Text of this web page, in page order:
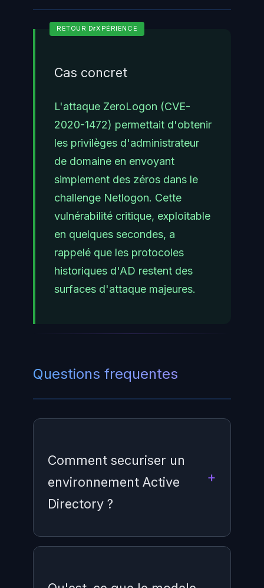
Cas concret
L'attaque ZeroLogon (CVE-
2020-1472) permettait d'obtenir
les privilèges d'administrateur
de domaine en envoyant
simplement des zéros dans le
challenge Netlogon. Cette
vulnérabilité critique, exploitable
en quelques secondes, a
rappelé que les protocoles
historiques d'AD restent des
surfaces d'attaque majeures.
Questions frequentes
Comment securiser un
environnement Active
Directory ?